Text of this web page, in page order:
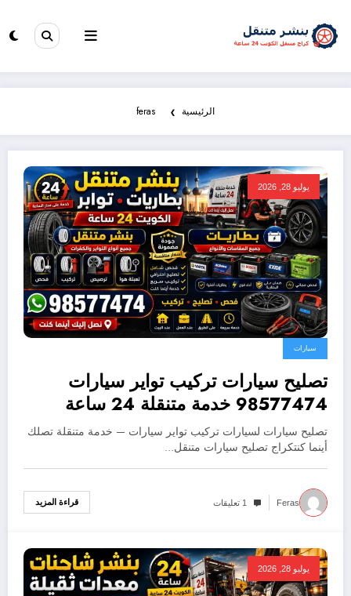
الرئيسية feras
يوليو 28, 2026
سيارات
تصليح سيارات تركيب تواير سيارات
98577474 خدمة متنقلة 24 ساعة
تصليح سيارات لسيارات تركيب تواير سيارات — خدمة متنقلة تصلك
أينما كنتكراج تصليح سيارات متنقل…
Feras 1 تعليقات قراءة المزيد
يوليو 28, 2026